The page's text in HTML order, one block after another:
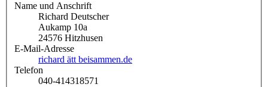
Name und Anschrift
Richard Deutscher
Aukamp 10a
24576 Hitzhusen
E-Mail-Adresse
richard ätt beisammen.de
Telefon
040-414318571